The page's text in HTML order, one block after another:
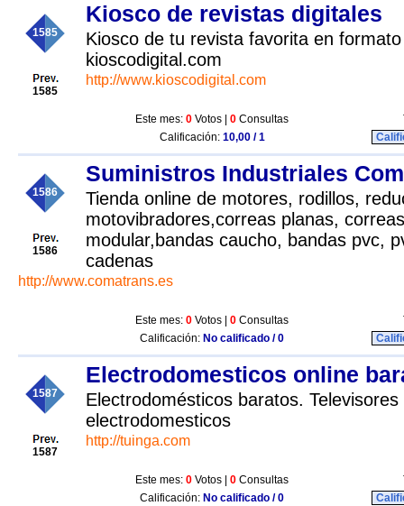
1585
1585
Kiosco de revistas digitales
Kiosco de tu revista favorita en
kioscodigital.com
http://www.kioscodigital.com
Este mes: 0 Votos | 0 Consultas
Calificación: 10,00 / 1
1586
1586
Suministros Industriales
Tienda online de motores, rodillos,
motovibradores,correas planas,
modular,bandas caucho, bandas pvc,
cadenas
http://www.comatrans.es
Este mes: 0 Votos | 0 Consultas
Calificación: No calificado / 0
1587
1587
Electrodomesticos online
Electrodomésticos baratos.
electrodomesticos
http://tuinga.com
Este mes: 0 Votos | 0 Consultas
Calificación: No calificado / 0